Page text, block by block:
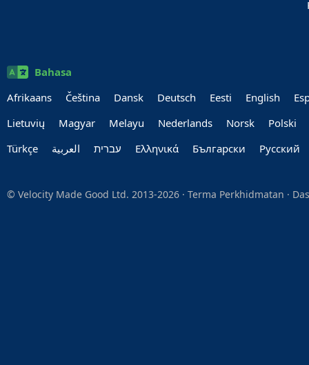
Bahasa
Afrikaans
Čeština Dansk Deutsch Eesti English
Lietuvių
Magyar Melayu Nederlands Norsk
Polski
Türkçe
العربية‏ עברית‏ Ελληνικά Български Руccкий
© Velocity Made Good Ltd. 2013-2026 · Terma Perkhidmatan ·